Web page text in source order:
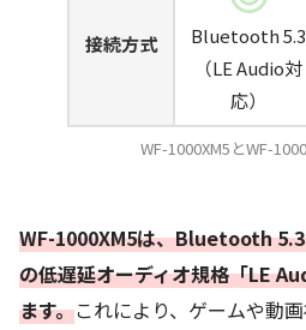
接続方式
Bluetooth 5.3
（LE Audio対
応）
WF-1000XM5とWF-
WF-1000XM5は、Bluetooth
の低遅延オーディオ規格「LE
ます。これにより、ゲームや動